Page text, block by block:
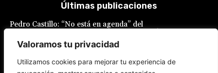
Valoramos tu privacidad
Utilizamos cookies para mejorar tu experiencia de
Últimas publicaciones
Pedro Castillo: “No está en agenda” del
Luis Galarreta